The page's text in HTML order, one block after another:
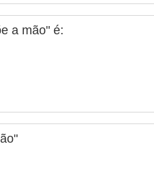
a mão" é: